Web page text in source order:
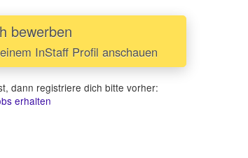
bewerben
InStaff Profil anschauen
dann registriere dich bitte vorher:
erhalten